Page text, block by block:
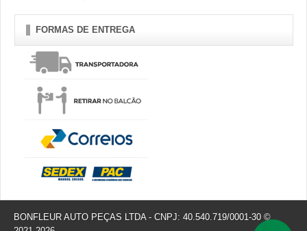
FORMAS DE ENTREGA
BONFLEUR AUTO PEÇAS LTDA - CNPJ: 40.540.719/0001-30 ©